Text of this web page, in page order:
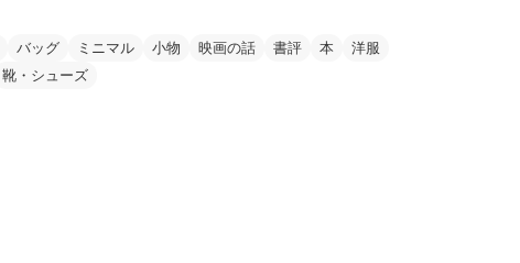
バッグ ミニマル 小物 映画の話 書評 本
洋服
靴・シューズ